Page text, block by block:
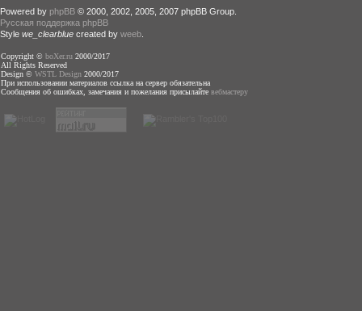
Powered by phpBB © 2000, 2002, 2005, 2007 phpBB Group.
Русская поддержка phpBB
Style we_clearblue created by weeb
Copyright © boXer.ru 2000/2017
All Rights Reserved
Design © WSTL Design 2000/2017
При использовании материалов ссылка на сервер обязательна
Сообщения об ошибках, замечания и пожелания присылайте вебмастеру